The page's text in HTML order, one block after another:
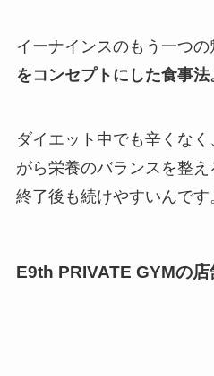
イーナインスのもう一つの
をコンセプトにした食事法
ダイエット中でも辛くな
がら栄養のバランスを整
終了後も続けやすいんです
E9th PRIVATE GYMの店